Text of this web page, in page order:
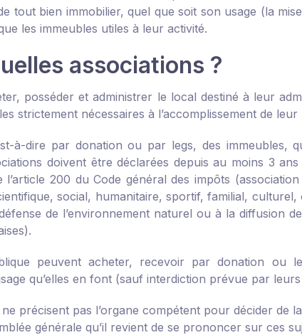
tout bien immobilier, quel que soit son usage (la
les immeubles utiles à leur activité.
associations ?
posséder et administrer le local destiné à leur
strictement nécessaires à l’accomplissement de leur
à-dire par donation ou par legs, des immeubles,
doivent être déclarées depuis au moins 3 ans
200 du Code général des impôts (association
social, humanitaire, sportif, familial,
de l’environnement naturel ou à la diffusion
peuvent acheter, recevoir par donation ou
qu’elles en font (sauf interdiction prévue par
précisent pas l’organe compétent pour décider de
générale qu’il revient de se prononcer sur ces